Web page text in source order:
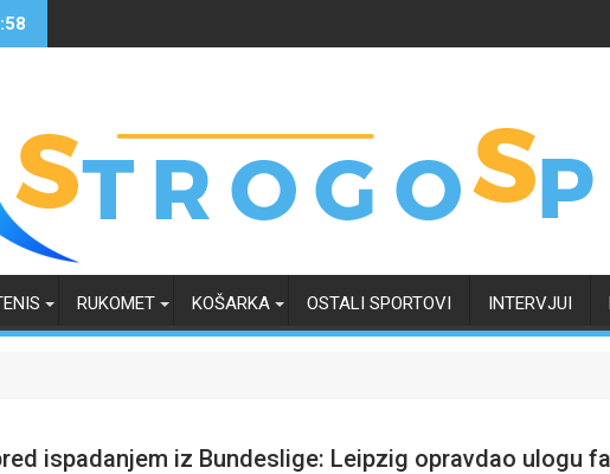
RUKOMET KOŠARKA OSTALI SPORTOVI INTERVJUI
ispadanjem iz Bundeslige: Leipzig opravdao ulogu